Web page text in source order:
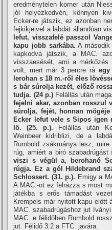
eredménytelen korner után
jól helyezkedvén, könnyen
Ecker-re játszik, ez azonban
fejkikjeivel a labdát állandóan
lefut, visszafelé passzol
kapu jobb sarkába. A
kapkodva játszik, a MAC.
visszaesését, ami a mérkőzés
volt, mert már 3 percre rá
lerohan s 18 m.-ről éles
s bár súrolja kezét, előző
tudja. (24 p.)Felállás után
fejelni akar, azonban rosszul
súrolja, fejét, honnan
Ecker lefut vele s Sipos igen
lö. (25. p.). Felállás után
Weinbeer kidriblizi, de a
Rumbold zsákmánya lesz,
rúg, amiért a biró szabadrúgást
viszi s végül a, berohanó
rúgja. Ez a gól Hildebrand
Schlossert. (31. p.). Emigy a
A MAC.-ot ez felrázza s most
játékba s erős támadást
Krempels már nyitott kapu előtt
MAC. szabadrúgáshoz jut
MAC. e félidőben Rumbold
jut. Félidő 3:2 a FTC. javára.